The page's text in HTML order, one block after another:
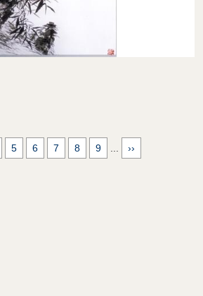
5 6 7 8 9 ... ››